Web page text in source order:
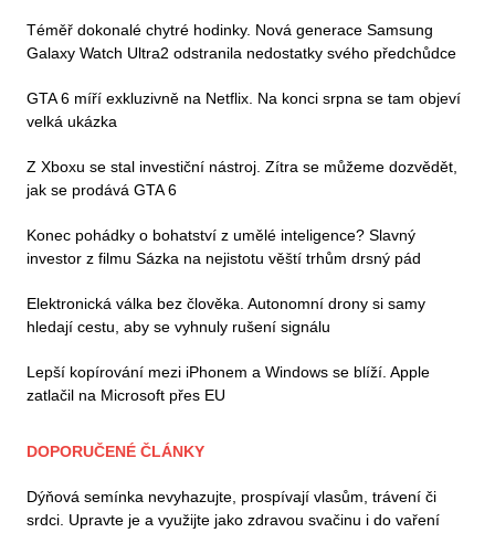
Téměř dokonalé chytré hodinky. Nová generace Samsung
Galaxy Watch Ultra2 odstranila nedostatky svého předchůdce
GTA 6 míří exkluzivně na Netflix. Na konci srpna se tam objeví
velká ukázka
Z Xboxu se stal investiční nástroj. Zítra se můžeme dozvědět,
jak se prodává GTA 6
Konec pohádky o bohatství z umělé inteligence? Slavný
investor z filmu Sázka na nejistotu věští trhům drsný pád
Elektronická válka bez člověka. Autonomní drony si samy
hledají cestu, aby se vyhnuly rušení signálu
Lepší kopírování mezi iPhonem a Windows se blíží. Apple
zatlačil na Microsoft přes EU
DOPORUČENÉ ČLÁNKY
Dýňová semínka nevyhazujte, prospívají vlasům, trávení či
srdci. Upravte je a využijte jako zdravou svačinu i do vaření